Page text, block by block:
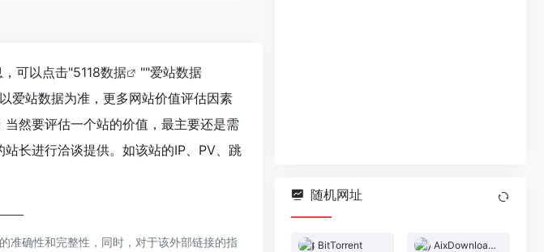
可以点击"5118数据 ""爱站数据
爱站数据为准，更多网站价值评估因素
然要评估一个站的价值，最主要还是需
长进行洽谈提供。如该站的IP、PV、跳
准确性和完整性，同时，对于该外部链接的指
随机网址
BitTorrent AixDownloader